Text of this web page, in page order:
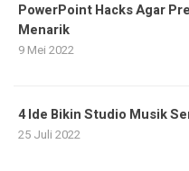
PowerPoint Hacks Agar
Menarik
9 Mei 2022
4 Ide Bikin Studio Musik
25 Juli 2022